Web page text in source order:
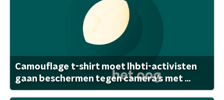
Camouflage t-shirt moet lhbti-activisten
gaan beschermen tegen camera's met ...